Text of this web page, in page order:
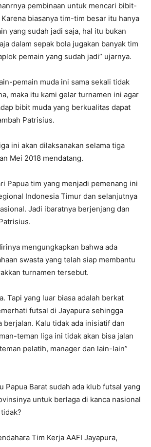
pembinaan untuk mencari bibit-
biasanya tim-tim besar itu hanya
yang sudah jadi saja, hal itu bukan
dalam sepak bola jugakan banyak tim
pemain yang sudah jadi” ujarnya.
pemain muda ini sama sekali tidak
maka itu kami gelar turnamen ini agar
bibit muda yang berkualitas dapat
Patrisius.
ini akan dilaksanakan selama tiga
Mei 2018 mendatang.
Papua tim yang menjadi pemenang ini
Indonesia Timur dan selanjutnya
Jadi ibaratnya berjenjang dan
mengungkapkan bahwa ada
swasta yang telah siap membantu
turnamen tersebut.
Tapi yang luar biasa adalah berkat
futsal di Jayapura sehingga
berjalan. Kalu tidak ada inisiatif dan
teman liga ini tidak akan bisa jalan
pelatih, manager dan lain-lain”
Papua Barat sudah ada klub futsal yang
untuk berlaga di kanca nasional
Tim Kerja AAFI Jayapura,